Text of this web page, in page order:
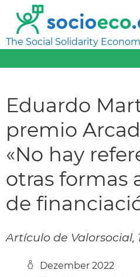
The Social Solidarity
Eduardo
premio
«No hay
otras formas
de
Artículo de Valorsocial,
Dezember 2022